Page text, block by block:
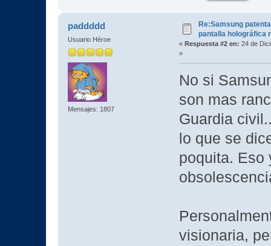
paddddd
Usuario Héroe
Mensajes: 1807
Re:Samsung
pantalla holográfica
« Respuesta #2 en: 24 de
»
No si
son mas
Guardia
lo que se
poquita. Eso
visionaria,